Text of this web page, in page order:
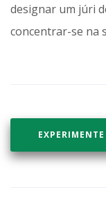
designar um júri
concentrar-se na